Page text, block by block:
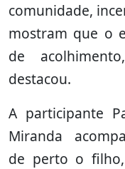
comunidade,
mostram que o
de
destacou.
A participante
Miranda
de perto o filho,